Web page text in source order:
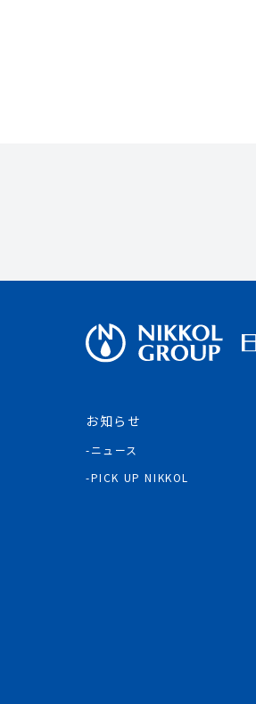
お知らせ
ニュース
PICK UP NIKKOL